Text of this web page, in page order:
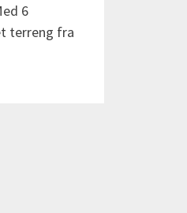
6
terreng fra